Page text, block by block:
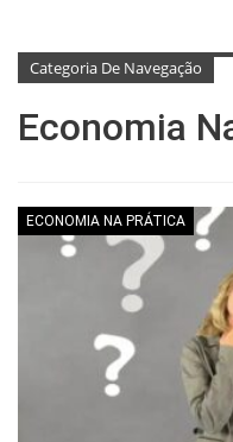
Categoria De Navegação
Economia
ECONOMIA NA PRÁTICA